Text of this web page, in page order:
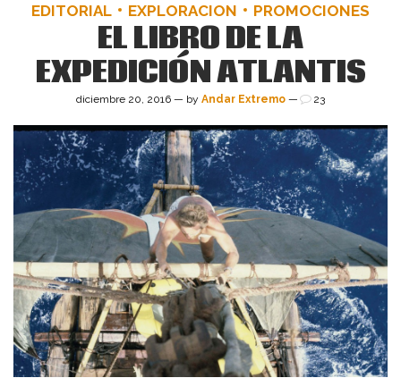
EDITORIAL EXPLORACION PROMOCIONES
EL LIBRO DE LA
EXPEDICIÓN ATLANTIS
diciembre 20, 2016 — byAndar Extremo — 23